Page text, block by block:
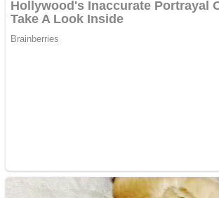
Maison À Dubaï Marque Un Vrai Tournant
Langage corporel : les lèvres disent souvent
10 Histoires De Tatouages Qui Montrent Que